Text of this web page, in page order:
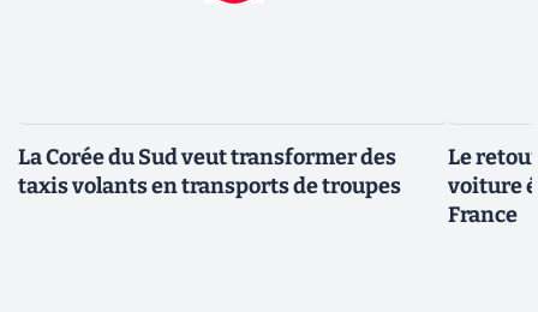
La Corée du Sud veut transformer des
taxis volants en transports de troupes
Le
voiture
France